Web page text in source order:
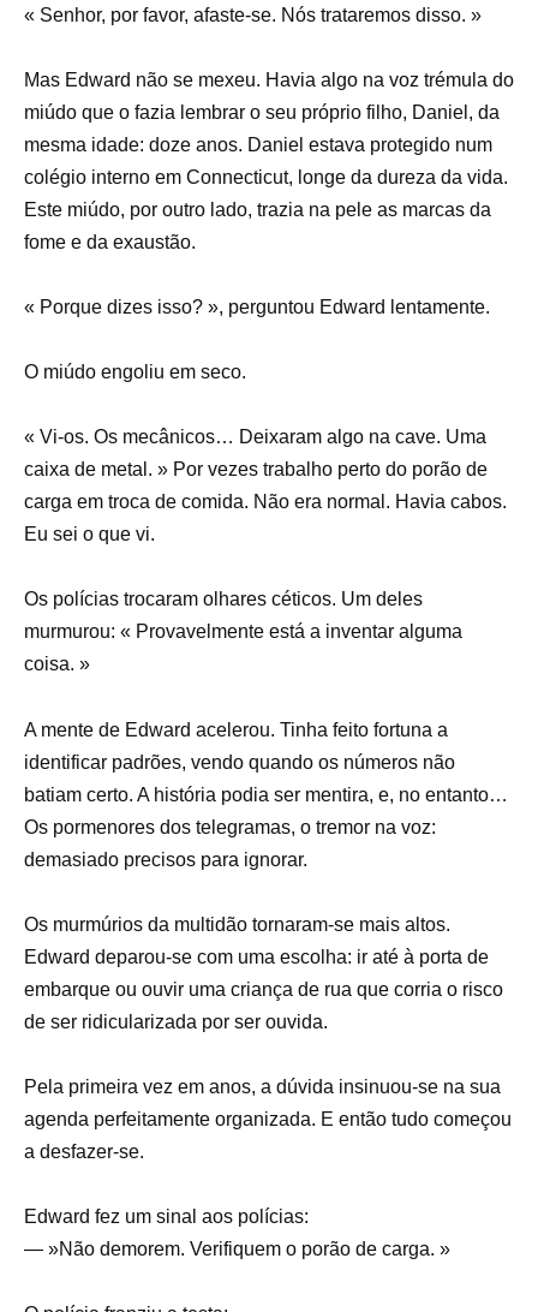
« Senhor, por favor, afaste-se. Nós trataremos disso. »
Mas Edward não se mexeu. Havia algo na voz trémula do
miúdo que o fazia lembrar o seu próprio filho, Daniel, da
mesma idade: doze anos. Daniel estava protegido num
colégio interno em Connecticut, longe da dureza da vida.
Este miúdo, por outro lado, trazia na pele as marcas da
fome e da exaustão.
« Porque dizes isso? », perguntou Edward lentamente.
O miúdo engoliu em seco.
« Vi-os. Os mecânicos… Deixaram algo na cave. Uma
caixa de metal. » Por vezes trabalho perto do porão de
carga em troca de comida. Não era normal. Havia cabos.
Eu sei o que vi.
Os polícias trocaram olhares céticos. Um deles
murmurou: « Provavelmente está a inventar alguma
coisa. »
A mente de Edward acelerou. Tinha feito fortuna a
identificar padrões, vendo quando os números não
batiam certo. A história podia ser mentira, e, no entanto…
Os pormenores dos telegramas, o tremor na voz:
demasiado precisos para ignorar.
Os murmúrios da multidão tornaram-se mais altos.
Edward deparou-se com uma escolha: ir até à porta de
embarque ou ouvir uma criança de rua que corria o risco
de ser ridicularizada por ser ouvida.
Pela primeira vez em anos, a dúvida insinuou-se na sua
agenda perfeitamente organizada. E então tudo começou
a desfazer-se.
Edward fez um sinal aos polícias:
— »Não demorem. Verifiquem o porão de carga. »